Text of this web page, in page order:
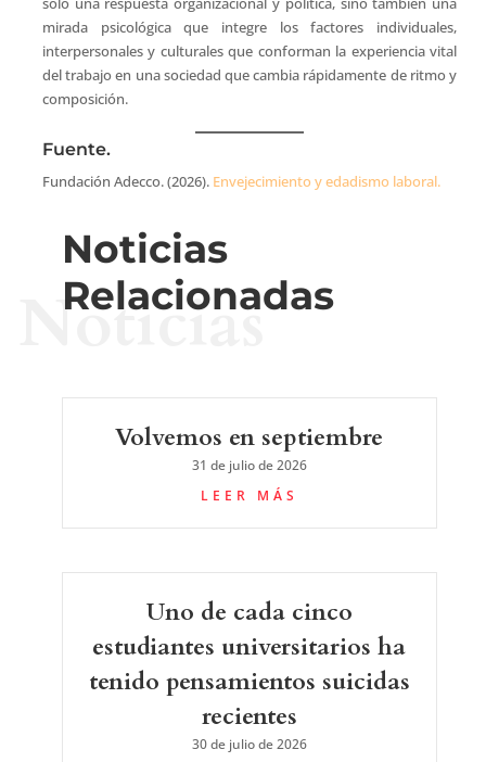
mirada psicológica que integre los factores individuales,
interpersonales y culturales que conforman la experiencia vital
del trabajo en una sociedad que cambia rápidamente de ritmo y
composición.
Fuente.
Fundación Adecco. (2026). Envejecimiento y edadismo laboral.
Noticias
Relacionadas
Noticias
Volvemos en septiembre
31 de julio de 2026
LEER MÁS
Uno de cada cinco
estudiantes universitarios ha
tenido pensamientos suicidas
recientes
30 de julio de 2026